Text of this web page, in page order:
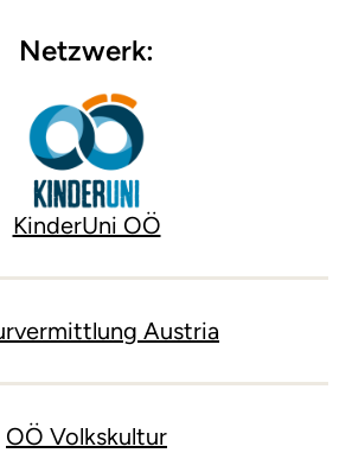
Netzwerk:
KinderUni OÖ
Austria
OÖ Volkskultur